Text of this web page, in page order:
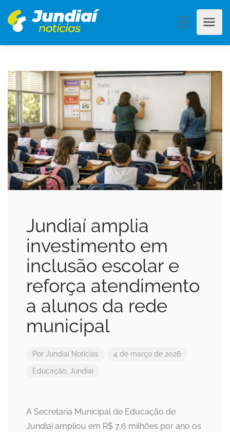
Jundiaí amplia
investimento em
inclusão escolar e
reforça atendimento
a alunos da rede
municipal
Por Jundiaí Notícias 4 de março de 2026
Educação, Jundiaí
A Secretaria Municipal de Educação de
Jundiaí ampliou em R$ 7,6 milhões por ano os